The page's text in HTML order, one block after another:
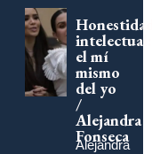
intelectual:
el mí
mismo
del yo
/
Alejandra
Fonseca
Alejandra